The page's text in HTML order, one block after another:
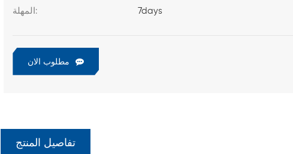
المهلة: 7days
مطلوب الان
تفاصيل المنتج